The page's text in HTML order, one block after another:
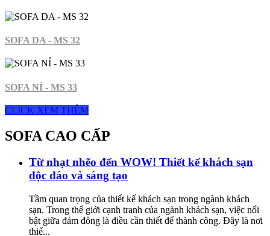
SOFA DA - MS 32
SOFA NỈ - MS 33
CLICK XEM THÊM
SOFA CAO CẤP
Từ nhạt nhẽo đến WOW! Thiết kế khách sạn
độc đáo và sáng tạo
Tầm quan trọng của thiết kế khách sạn trong ngành khách
sạn. Trong thế giới cạnh tranh của ngành khách sạn, việc nổi
bật giữa đám đông là điều cần thiết để thành công. Đây là nơi
thiế...